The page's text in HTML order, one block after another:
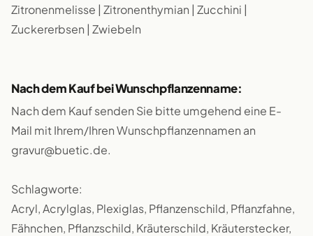
Zitronenmelisse | Zitronenthymian | Zucchini |
Zuckererbsen | Zwiebeln
Nach dem Kauf bei Wunschpflanzenname:
Nach dem Kauf senden Sie bitte umgehend eine E-
Mail mit Ihrem/Ihren Wunschpflanzennamen an
gravur@buetic.de.
Schlagworte:
Acryl, Acrylglas, Plexiglas, Pflanzenschild, Pflanzfahne,
Fähnchen, Pflanzschild, Kräuterschild, Kräuterstecker,